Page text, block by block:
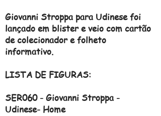
Giovanni Stroppa para Udinese foi
lançado em blister e veio com cartão
de colecionador e folheto
informativo.
LISTA DE FIGURAS:
SER060 - Giovanni Stroppa -
Udinese- Home